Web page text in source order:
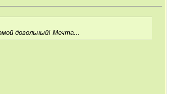
довольный! Мечта...